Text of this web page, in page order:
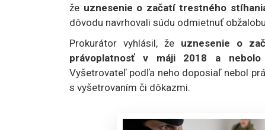
že uznesenie o začatí trestného
dôvodu navrhovali súdu odmietnuť
Prokurátor vyhlásil, že uznesenie o
právoplatnosť v máji 2018 a nebolo
Vyšetrovateľ podľa neho doposiaľ nebol
s vyšetrovaním či dôkazmi.